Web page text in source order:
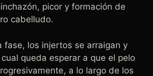
picor y formación de
cabelludo.
fase, los injertos se arraigan y
queda esperar a que el pelo
a lo largo de los